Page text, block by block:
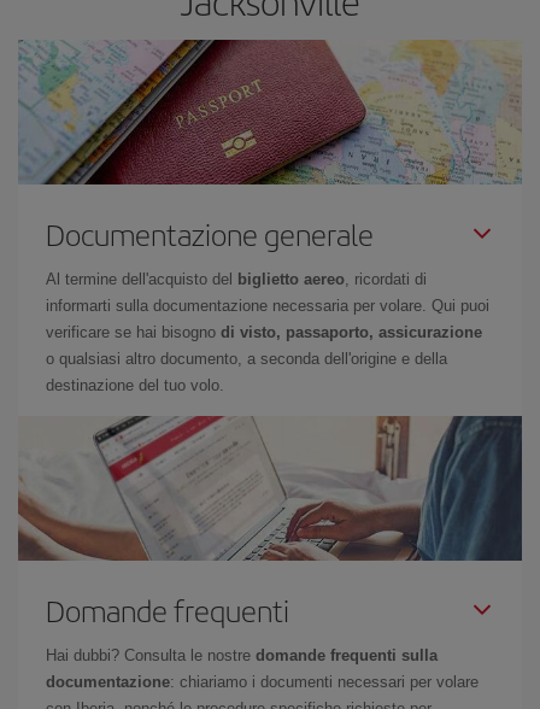
Documentazione generale
Al termine dell'acquisto del biglietto aereo , ricordati di
informarti sulla documentazione necessaria per volare. Qui puoi
verificare se hai bisogno di visto, passaporto, assicurazione
o qualsiasi altro documento, a seconda dell'origine e della
destinazione del tuo volo.
Domande frequenti
Hai dubbi? Consulta le nostre domande frequenti sulla
documentazione: chiariamo i documenti necessari per volare